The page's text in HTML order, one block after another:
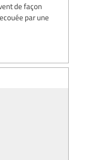
de façon
par une